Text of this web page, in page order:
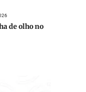
de olho no